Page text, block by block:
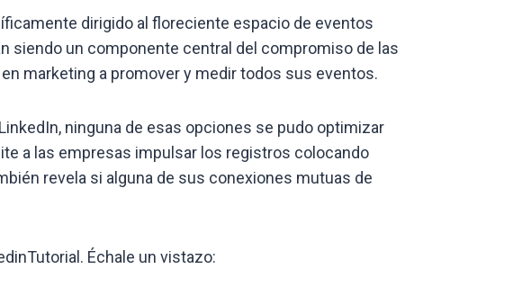
dirigido al floreciente espacio de eventos
siendo un componente central del compromiso de las
marketing a promover y medir todos sus eventos.
ninguna de esas opciones se pudo optimizar
a las empresas impulsar los registros colocando
revela si alguna de sus conexiones mutuas de
Échale un vistazo: